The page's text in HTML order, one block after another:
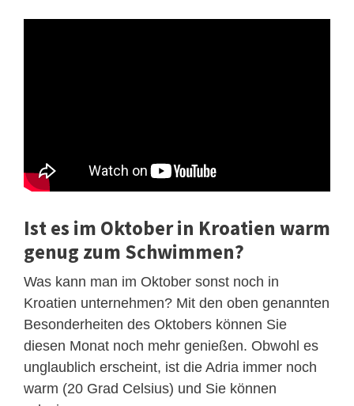
Ist es im Oktober in Kroatien warm
genug zum Schwimmen?
Was kann man im Oktober sonst noch in
Kroatien unternehmen? Mit den oben genannten
Besonderheiten des Oktobers können Sie
diesen Monat noch mehr genießen. Obwohl es
unglaublich erscheint, ist die Adria immer noch
warm (20 Grad Celsius) und Sie können